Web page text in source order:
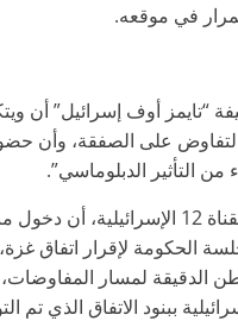
في موقعه.
“تايمز أوف إسرائيل” أن
على الصفقة، وأن
التأثير الدبلوماسي”.
كما ذكرت القناة 12
الحكومة لإقرار اتفاق
الدقيقة لمسار
ببنود الاتفاق الذي تم